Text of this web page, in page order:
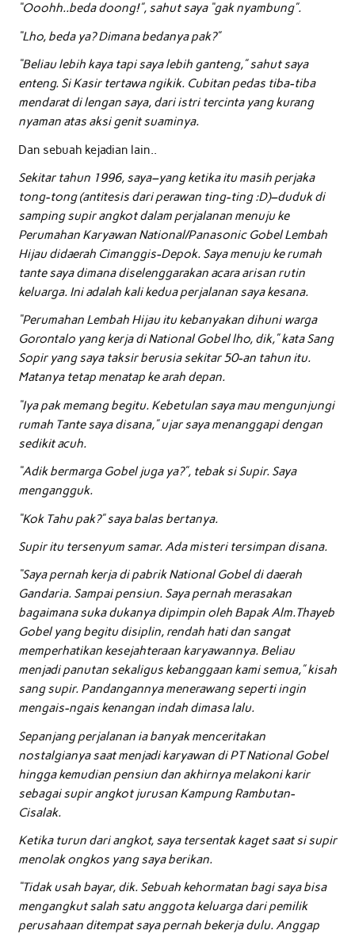
“Ooohh..beda doong!”, sahut saya “gak nyambung”.
“Lho, beda ya? Dimana bedanya pak?”
“Beliau lebih kaya tapi saya lebih ganteng,” sahut saya
enteng. Si Kasir tertawa ngikik. Cubitan pedas tiba-tiba
mendarat di lengan saya, dari istri tercinta yang kurang
nyaman atas aksi genit suaminya.
Dan sebuah kejadian lain..
Sekitar tahun 1996, saya–yang ketika itu masih perjaka
tong-tong (antitesis dari perawan ting-ting :D)–duduk di
samping supir angkot dalam perjalanan menuju ke
Perumahan Karyawan National/Panasonic Gobel Lembah
Hijau didaerah Cimanggis-Depok. Saya menuju ke rumah
tante saya dimana diselenggarakan acara arisan rutin
keluarga. Ini adalah kali kedua perjalanan saya kesana.
“Perumahan Lembah Hijau itu kebanyakan dihuni warga
Gorontalo yang kerja di National Gobel lho, dik,” kata Sang
Sopir yang saya taksir berusia sekitar 50-an tahun itu.
Matanya tetap menatap ke arah depan.
“Iya pak memang begitu. Kebetulan saya mau mengunjungi
rumah Tante saya disana,” ujar saya menanggapi dengan
sedikit acuh.
“Adik bermarga Gobel juga ya?”, tebak si Supir. Saya
mengangguk.
“Kok Tahu pak?” saya balas bertanya.
Supir itu tersenyum samar. Ada misteri tersimpan disana.
“Saya pernah kerja di pabrik National Gobel di daerah
Gandaria. Sampai pensiun. Saya pernah merasakan
bagaimana suka dukanya dipimpin oleh Bapak Alm.Thayeb
Gobel yang begitu disiplin, rendah hati dan sangat
memperhatikan kesejahteraan karyawannya. Beliau
menjadi panutan sekaligus kebanggaan kami semua,” kisah
sang supir. Pandangannya menerawang seperti ingin
mengais-ngais kenangan indah dimasa lalu.
Sepanjang perjalanan ia banyak menceritakan
nostalgianya saat menjadi karyawan di PT National Gobel
hingga kemudian pensiun dan akhirnya melakoni karir
sebagai supir angkot jurusan Kampung Rambutan-
Cisalak.
Ketika turun dari angkot, saya tersentak kaget saat si supir
menolak ongkos yang saya berikan.
“Tidak usah bayar, dik. Sebuah kehormatan bagi saya bisa
mengangkut salah satu anggota keluarga dari pemilik
perusahaan ditempat saya pernah bekerja dulu. Anggap